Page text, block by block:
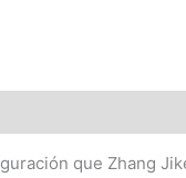
que Zhang